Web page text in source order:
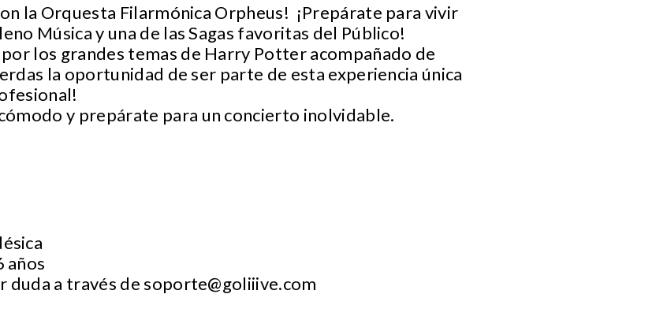
la Orquesta Filarmónica Orpheus! ¡Prepárate para vivir
Música y una de las Sagas favoritas del Público!
los grandes temas de Harry Potter acompañado de
la oportunidad de ser parte de esta experiencia única
y prepárate para un concierto inolvidable.
años
duda a través desoporte@goliiive.com